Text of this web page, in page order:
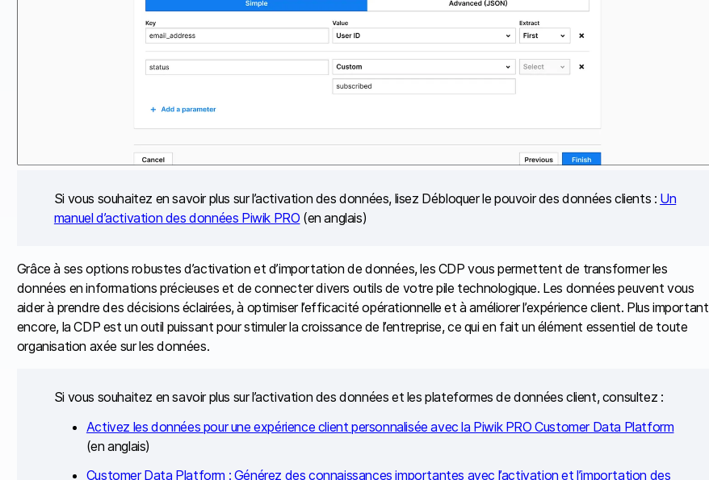
Si vous souhaitez en savoir plus sur l’activation des données, lisez Débloquer le pouvoir des données clients : Un
manuel d’activation des données Piwik PRO (en anglais)
Grâce à ses options robustes d’activation et d’importation de données, les CDP vous permettent de transformer les
données en informations précieuses et de connecter divers outils de votre pile technologique. Les données peuvent vous
aider à prendre des décisions éclairées, à optimiser l’efficacité opérationnelle et à améliorer l’expérience client. Plus important
encore, la CDP est un outil puissant pour stimuler la croissance de l’entreprise, ce qui en fait un élément essentiel de toute
organisation axée sur les données.
Si vous souhaitez en savoir plus sur l’activation des données et les plateformes de données client, consultez :
Activez les données pour une expérience client personnalisée avec la Piwik PRO Customer Data Platform
(en anglais)
Customer Data Platform : Générez des connaissances importantes avec l’activation et l’importation des